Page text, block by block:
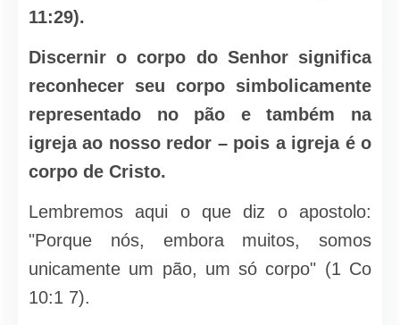
11:29).
Discernir o corpo do Senhor significa
reconhecer seu corpo simbolicamente
representado no pão e também na
igreja ao nosso redor – pois a igreja é o
corpo de Cristo.
Lembremos aqui o que diz o apostolo:
"Porque nós, embora muitos, somos
unicamente um pão, um só corpo" (1 Co
10:1 7).